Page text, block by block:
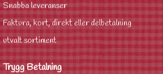
Snabba leveranser
Faktura, kort, direkt eller delbetalning
utvalt sortiment
Trygg Betalning